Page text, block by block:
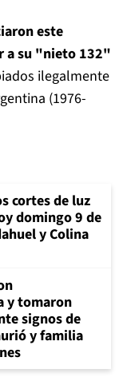
este
a su "nieto 132"
ilegalmente
(1976-
cortes de luz
domingo 9 de
y Colina
y tomaron
signos de
y familia